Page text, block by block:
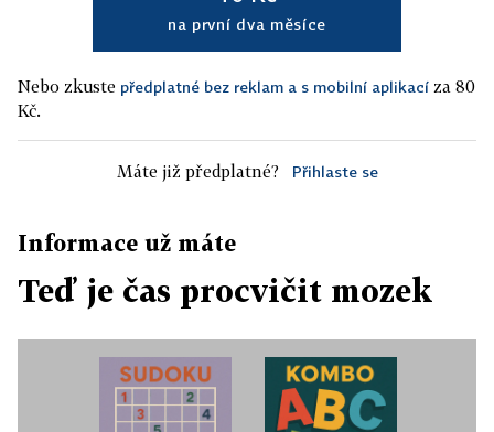
na první dva měsíce
Nebo zkuste předplatné bez reklam a s mobilní aplikací za 80
Kč.
Máte již předplatné? Přihlaste se
Informace už máte
Teď je čas procvičit mozek